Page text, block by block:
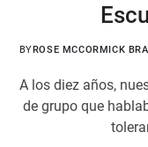
BYROSE MCCORMICK
A los diez años,
de grupo que